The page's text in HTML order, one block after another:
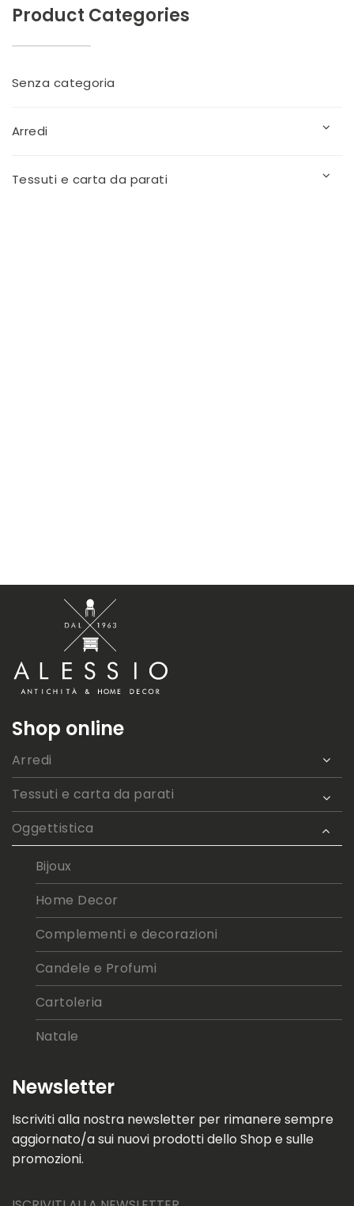
Product Categories
Senza categoria
Arredi
Tessuti e carta da parati
Shop online
Arredi
Tessuti e carta da parati
Oggettistica
Bijoux
Home Decor
Complementi e decorazioni
Candele e Profumi
Cartoleria
Natale
Newsletter
Iscriviti alla nostra newsletter per rimanere sempre
aggiornato/a sui nuovi prodotti dello Shop e sulle
promozioni.